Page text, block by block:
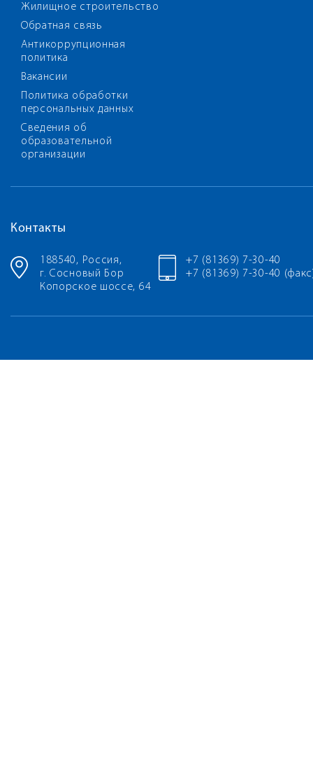
Жилищное строительство
Обратная связь
Антикоррупционная
политика
Вакансии
Политика обработки
персональных данных
Сведения об
образовательной
организации
Контакты
188540, Россия,
г. Сосновый Бор
Копорское шоссе, 64
+7 (81369) 7-30-40
+7 (81369) 7-30-40